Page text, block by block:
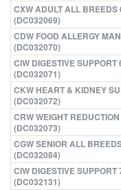
CXW ADULT ALL BREEDS
(DC032069)
CDW FOOD ALLERGY
(DC032070)
CIW DIGESTIVE SUPPORT
(DC032071)
CKW HEART & KIDNEY
(DC032072)
CRW WEIGHT
(DC032073)
CGW SENIOR ALL
(DC032084)
CIW DIGESTIVE SUPPORT
(DC032131)